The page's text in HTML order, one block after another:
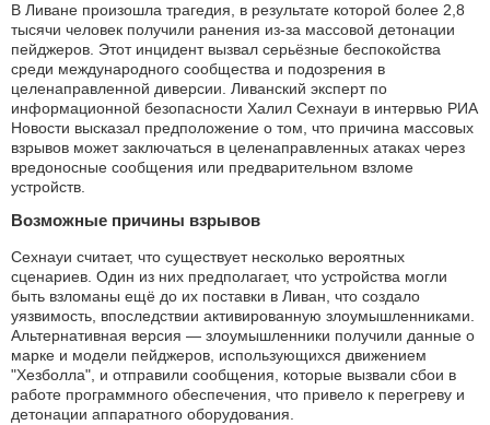
АВТО И МОТО
ЭГОИЗМ
БЛОГ
В Ливане произошла трагедия, в результате которой более 2,8
тысячи человек получили ранения из-за массовой детонации
пейджеров. Этот инцидент вызвал серьёзные беспокойства
среди международного сообщества и подозрения в
целенаправленной диверсии. Ливанский эксперт по
информационной безопасности Халил Сехнауи в интервью РИА
Новости высказал предположение о том, что причина массовых
взрывов может заключаться в целенаправленных атаках через
вредоносные сообщения или предварительном взломе
устройств.
Возможные причины взрывов
Сехнауи считает, что существует несколько вероятных
сценариев. Один из них предполагает, что устройства могли
быть взломаны ещё до их поставки в Ливан, что создало
уязвимость, впоследствии активированную злоумышленниками.
Альтернативная версия — злоумышленники получили данные о
марке и модели пейджеров, использующихся движением
"Хезболла", и отправили сообщения, которые вызвали сбои в
работе программного обеспечения, что привело к перегреву и
детонации аппаратного оборудования.